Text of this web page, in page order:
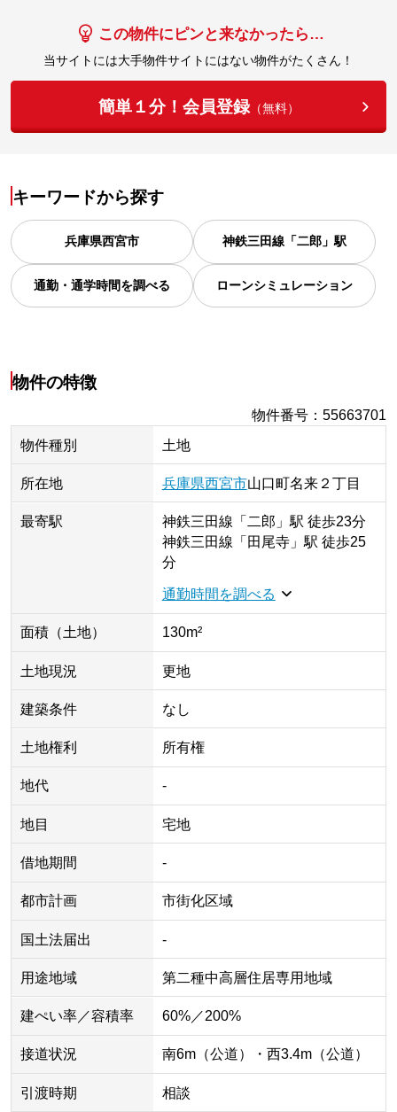
この物件にピンと来なかったら…
当サイトには大手物件サイトにはない物件がたくさん！
簡単１分！会員登録（無料）
キーワードから探す
兵庫県西宮市 神鉄三田線「二郎」駅
通勤・通学時間を調べる ローンシミュレーション
物件の特徴
物件番号 ：55663701
物件種別
土地
所在地 兵庫県西宮市山口町名来２丁目
最寄駅 神鉄三田線 「 二郎 」 駅 徒歩23分
神鉄三田線 「 田尾寺」 駅 徒歩25
分
通勤時間を調べる
面積（土地） 130m²
土地現況 更地
建築条件 なし
土地権利 所有権
地代 -
地目 宅地
借地期間 -
都市計画 市街化区域
国土法届出 -
用途地域 第二種中高層住居専用地域
建ぺい率／容積率 60%／200%
接道状況 南6m（公道）・西3.4m（公道）
引渡時期 相談